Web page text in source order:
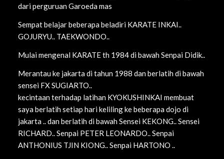
dari perguruan Garoeda mas
Sempat belajar beberapa beladiri KARATE INKAI..
GOJURYU.. TAEKWONDO..
Mulai mengenal KARATE th 1984 di bawah Senpai Didik..
Merantau ke jakarta di tahun 1988 dan berlatih di bawah
sensei FX SUGIARTO..
kecintaan terhadap latihan KYOKUSHINKAI membuat
saya berlatih setiap hari keliling ke beberapa dojo di
jakarta .. dan berlatih di bawah Sensei KEKONG.. Sensei
RICHARD.. Senpai PETER LEONARDO.. Senpai
ANTHONIUS TJIN KIONG.. Senpai HARTONO ..